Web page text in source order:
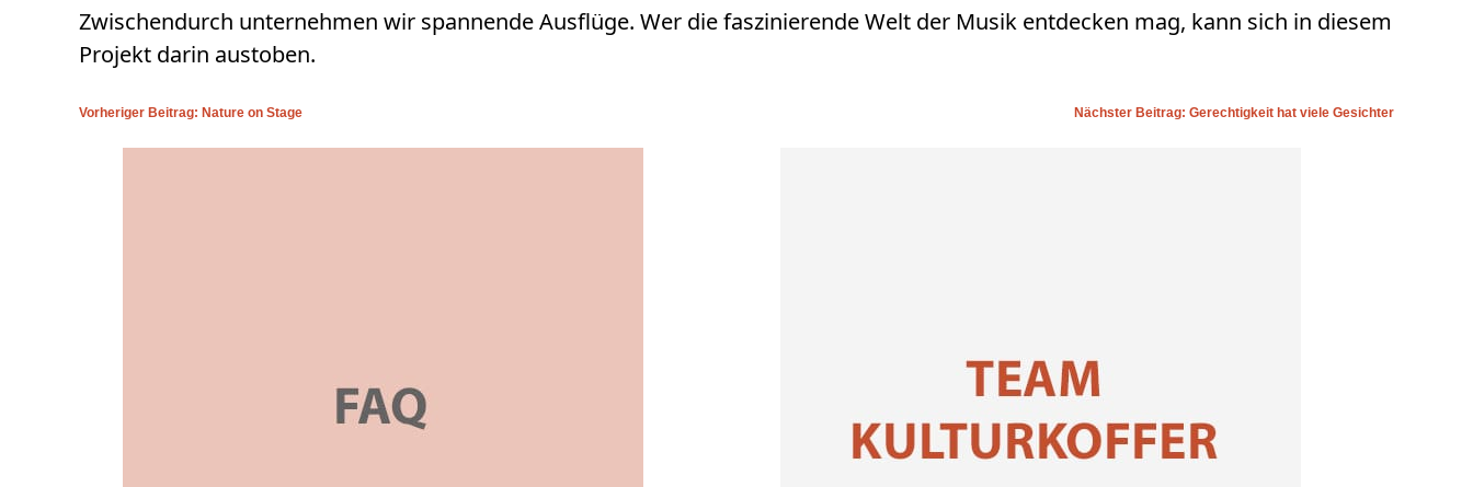
Zwischendurch unternehmen wir spannende Ausflüge. Wer die faszinierende Welt der Musik entdecken mag, kann sich in diesem
Projekt darin austoben.
Vorheriger Beitrag: Nature on Stage Nächster Beitrag: Gerechtigkeit hat viele Gesichter